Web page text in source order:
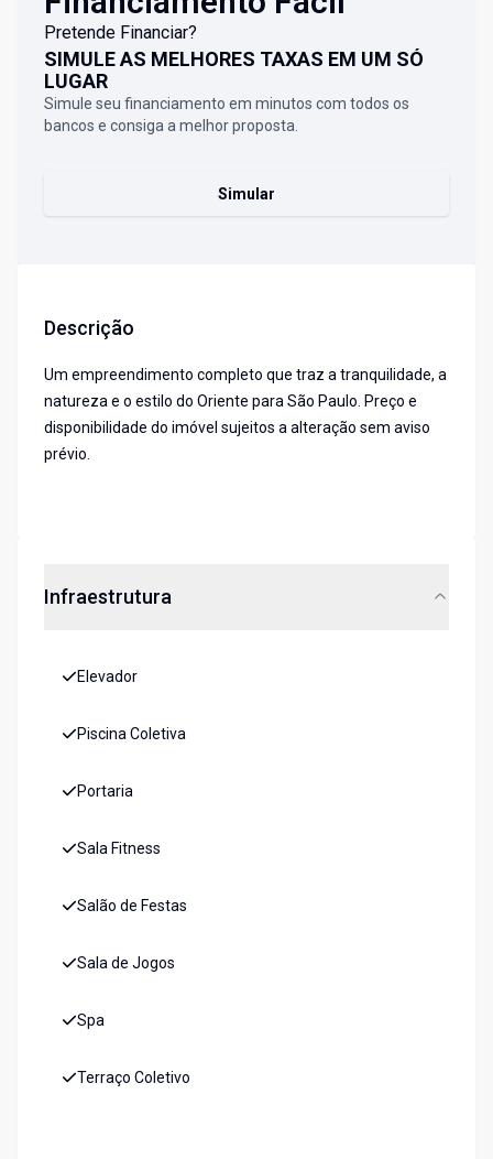
Pretende Financiar?
SIMULE AS MELHORES TAXAS EM UM SÓ
LUGAR
Simule seu financiamento em minutos com todos os
bancos e consiga a melhor proposta.
Simular
Descrição
Um empreendimento completo que traz a tranquilidade, a
natureza e o estilo do Oriente para São Paulo. Preço e
disponibilidade do imóvel sujeitos a alteração sem aviso
prévio.
Infraestrutura
Elevador
Piscina Coletiva
Portaria
Sala Fitness
Salão de Festas
Sala de Jogos
Spa
Terraço Coletivo